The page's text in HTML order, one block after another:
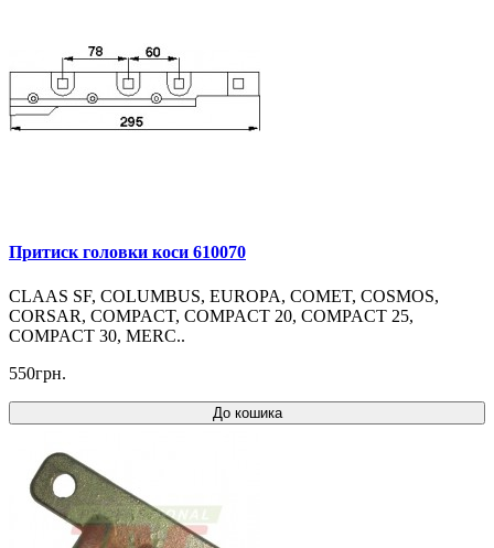
Притиск головки коси 610070
CLAAS SF, COLUMBUS, EUROPA, COMET, COSMOS,
CORSAR, COMPACT, COMPACT 20, COMPACT 25,
COMPACT 30, MERC..
550грн.
До кошика